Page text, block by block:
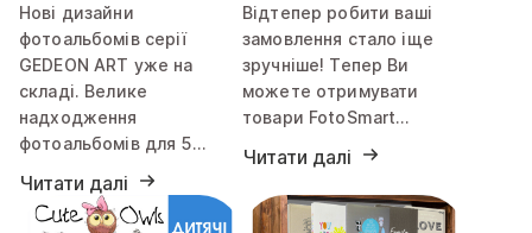
Нові дизайни
фотоальбомів серії
GEDEON ART уже на
складі. Велике
надходження
фотоальбомів для 5…
Читати далі
Відтепер робити ваші
замовлення стало іще
зручніше! Тепер Ви
можете отримувати
товари FotoSmart…
Читати далі